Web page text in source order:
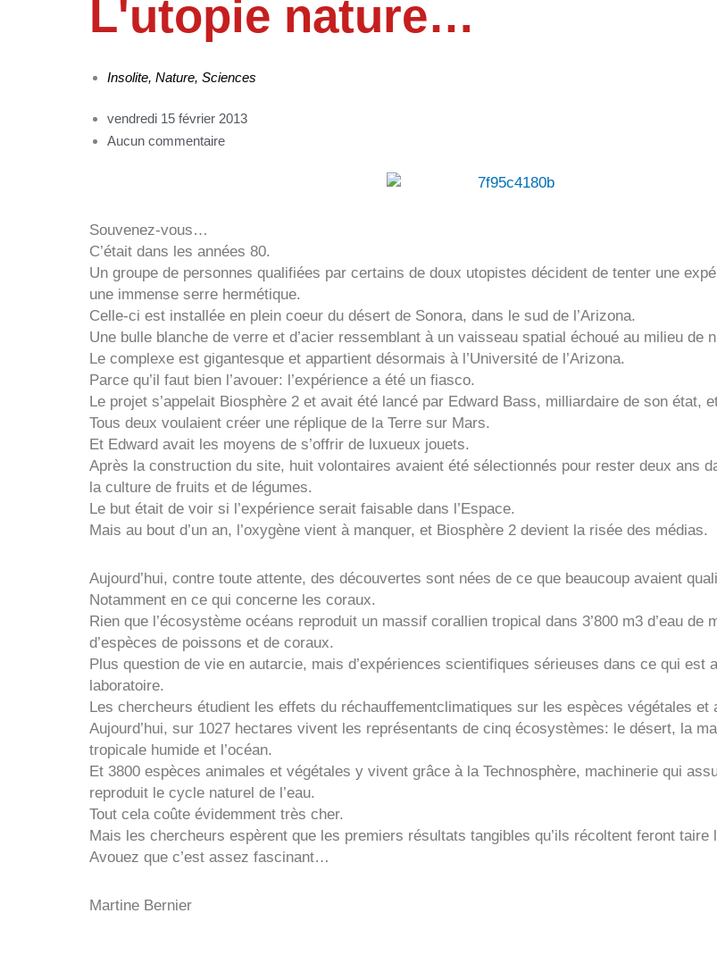
L'utopie nature…
Insolite, Nature, Sciences
vendredi 15 février 2013
Aucun commentaire
Souvenez-vous…
C’était dans les années 80.
Un groupe de personnes qualifiées par certains de doux utopistes décident de tenter une
une immense serre hermétique.
Celle-ci est installée en plein coeur du désert de Sonora, dans le sud de l’Arizona.
Une bulle blanche de verre et d’acier ressemblant à un vaisseau spatial échoué au milieu de
Le complexe est gigantesque et appartient désormais à l’Université de l’Arizona.
Parce qu’il faut bien l’avouer: l’expérience a été un fiasco.
Le projet s’appelait Biosphère 2 et avait été lancé par Edward Bass, milliardaire de son état,
Tous deux voulaient créer une réplique de la Terre sur Mars.
Et Edward avait les moyens de s’offrir de luxueux jouets.
Après la construction du site, huit volontaires avaient été sélectionnés pour rester deux ans
la culture de fruits et de légumes.
Le but était de voir si l’expérience serait faisable dans l’Espace.
Mais au bout d’un an, l’oxygène vient à manquer, et Biosphère 2 devient la risée des médias.
Aujourd’hui, contre toute attente, des découvertes sont nées de ce que beaucoup avaient
Notamment en ce qui concerne les coraux.
Rien que l’écosystème océans reproduit un massif corallien tropical dans 3’800 m3 d’eau de
d’espèces de poissons et de coraux.
Plus question de vie en autarcie, mais d’expériences scientifiques sérieuses dans ce qui est
laboratoire.
Les chercheurs étudient les effets du réchauffementclimatiques sur les espèces végétales et
Aujourd’hui, sur 1027 hectares vivent les représentants de cinq écosystèmes: le désert, la
tropicale humide et l’océan.
Et 3800 espèces animales et végétales y vivent grâce à la Technosphère, machinerie qui
reproduit le cycle naturel de l’eau.
Tout cela coûte évidemment très cher.
Mais les chercheurs espèrent que les premiers résultats tangibles qu’ils récoltent feront taire
Avouez que c’est assez fascinant…
Martine Bernier